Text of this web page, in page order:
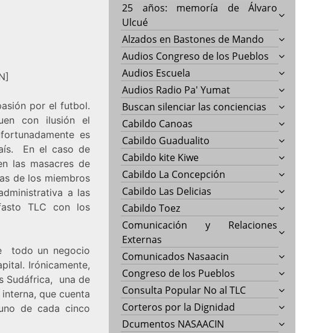
por el futbol.
con ilusión el
es
En el caso de
las masacres de
de los miembros
a las
TLC con los
todo un negocio
Irónicamente,
Sudáfrica, una de
que cuenta
de cada cinco
25 años: memoría de Álvaro
Ulcué
Alzados en Bastones de Mando
Audios Congreso de los Pueblos
Audios Escuela
Audios Radio Pa' Yumat
Buscan silenciar las conciencias
Cabildo Canoas
Cabildo Guadualito
Cabildo kite Kiwe
Cabildo La Concepción
Cabildo Las Delicias
Cabildo Toez
Comunicación y Relaciones
Externas
Comunicados Nasaacin
Congreso de los Pueblos
Consulta Popular No al TLC
Corteros por la Dignidad
Dcumentos NASAACIN